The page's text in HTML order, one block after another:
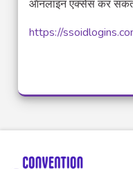
ऑनलाइन एक्सेस कर
https://